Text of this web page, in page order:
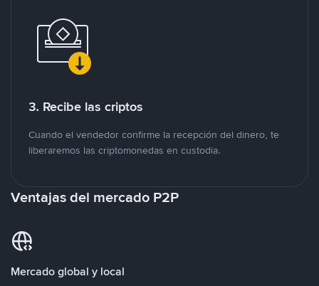
3. Recibe las criptos
Cuando el vendedor confirme la recepción del dinero, te
liberaremos las criptomonedas en custodia.
Ventajas del mercado P2P
Mercado global y local